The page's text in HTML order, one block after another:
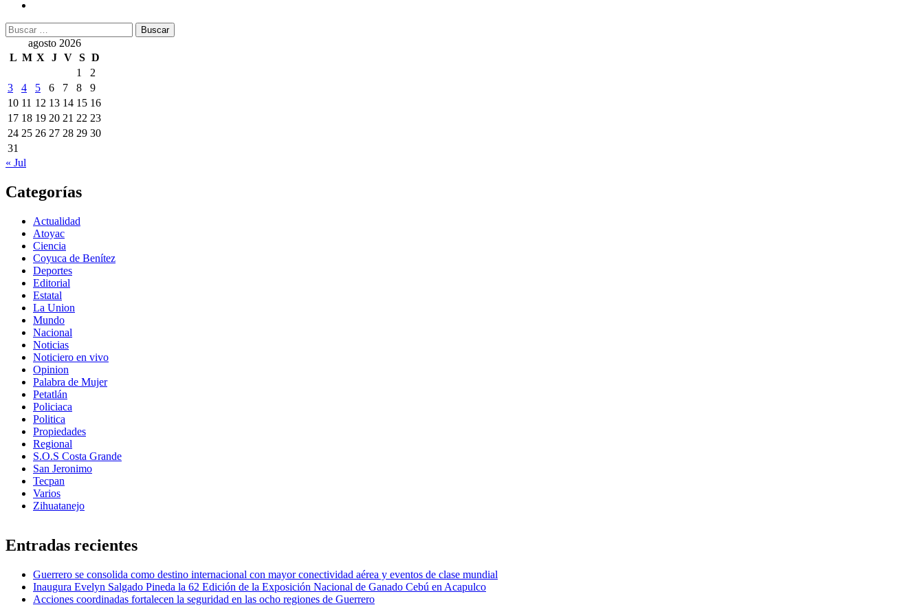
Buscar:
agosto 2026
L M X J V S D
1
2
3
4 5 6 7 8
9
10 11 12 13 14 15 16
17 18 19 20 21 22 23
24 25 26 27 28 29 30
31
« Jul
Categorías
Actualidad
Atoyac
Ciencia
Coyuca de Benítez
Deportes
Editorial
Estatal
La Union
Mundo
Nacional
Noticias
Noticiero en vivo
Opinion
Palabra de Mujer
Petatlán
Policiaca
Politica
Propiedades
Regional
S.O.S Costa Grande
San Jeronimo
Tecpan
Varios
Zihuatanejo
Entradas recientes
Guerrero se consolida como destino internacional con mayor conectividad aérea y eventos de clase mundial
Inaugura Evelyn Salgado Pineda la 62 Edición de la Exposición Nacional de Ganado Cebú en Acapulco
Acciones coordinadas fortalecen la seguridad en las ocho regiones de Guerrero